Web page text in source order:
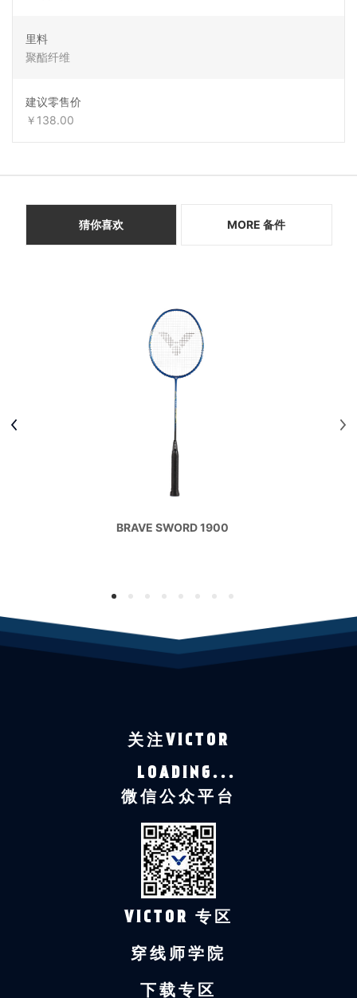
里料
聚酯纤维
建议零售价
￥138.00
猜你喜欢 MORE 备件
BRAVE SWORD 1900
1 2 4 6 8
关注VICTOR
LOADING...
微信公众平台
VICTOR 专区
穿线师学院
下载专区